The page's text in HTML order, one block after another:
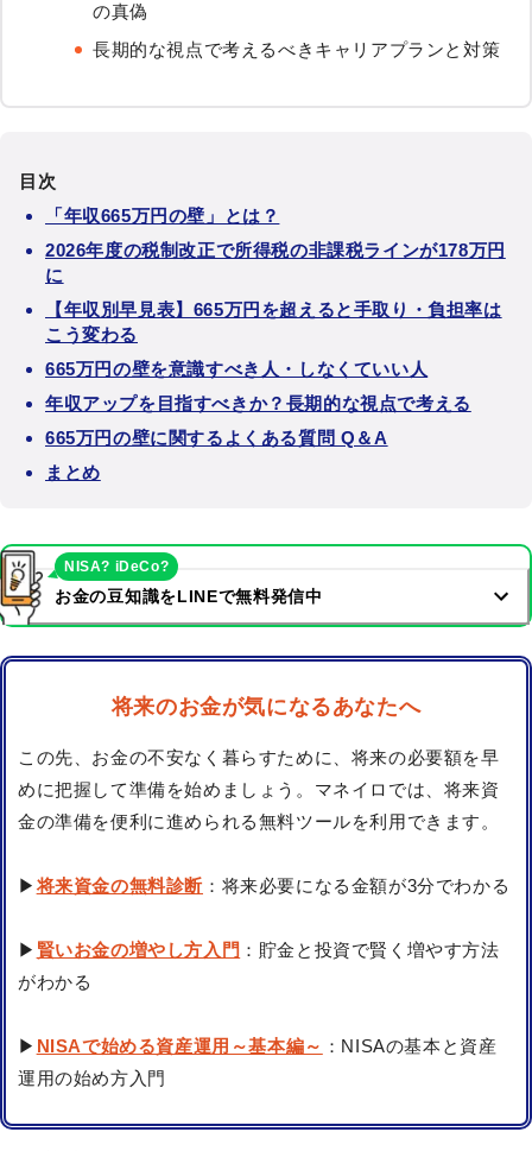
の真偽
長期的な視点で考えるべきキャリアプランと対策
目次
「年収665万円の壁」とは？
2026年度の税制改正で所得税の非課税ラインが178万円
に
【年収別早見表】665万円を超えると手取り・負担率は
こう変わる
665万円の壁を意識すべき人・しなくていい人
年収アップを目指すべきか？長期的な視点で考える
665万円の壁に関するよくある質問 Q＆A
まとめ
お金の豆知識をLINEで無料発信中
NISA? iDeCo?
将来のお金が気になるあなたへ
この先、お金の不安なく暮らすために、将来の必要額を早
めに把握して準備を始めましょう。マネイロでは、将来資
金の準備を便利に進められる無料ツールを利用できます。
▶将来資金の無料診断 ：将来必要になる金額が3分でわかる
▶ 賢いお金の増やし方入門 ：貯金と投資で賢く増やす方法
がわかる
▶ NISAで始める資産運用～基本編～ ：NISAの基本と資産
運用の始め方入門